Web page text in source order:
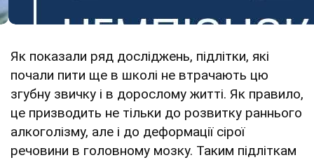
Як показали ряд досліджень, підлітки, які
почали пити ще в школі не втрачають цю
згубну звичку і в дорослому житті. Як правило,
це призводить не тільки до розвитку раннього
алкоголізму, але і до деформації сірої
речовини в головному мозку. Таким підліткам